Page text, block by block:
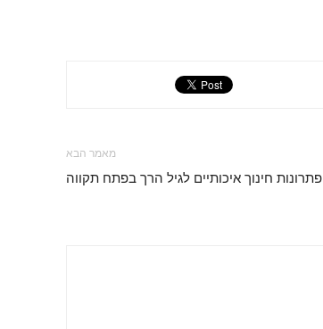
מאמר הבא
פתרונות חינוך איכותיים לגיל הרך בפתח תקווה